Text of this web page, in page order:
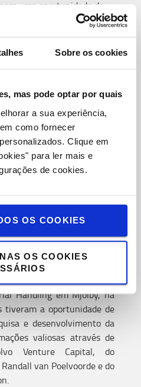
Sobre os cookies
mas pode optar por quais
a sua experiência,
como fornecer
Clique em
para ler mais e
de cookies.
OS COOKIES
OS COOKIES
uma oportunidade de
para os profissionais de
do sector, apresentando
e tecnologias. Permitem
em diferentes locais da
, Suécia, janeiro
foi realizado na fábrica
Handling emMjölby, na
tiveram a oportunidade de
e desenvolvimento da
valiosas através de
Venture Capital, do
van Poelvoordee do
.